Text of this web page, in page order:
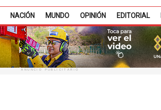
NACIÓN MUNDO OPINIÓN EDITORIAL
ANUNCIO PUBLICITARIO